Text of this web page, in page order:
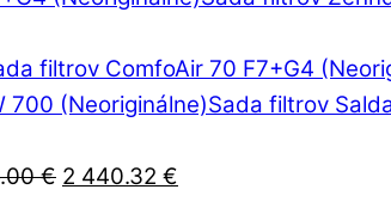
filtrov ComfoAir 70 F7+G4
Sada filtrov
€ Pôvodná
2 440.32 €